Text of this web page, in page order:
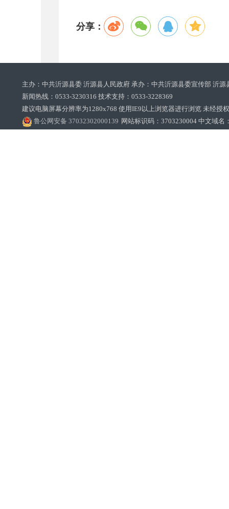
分享：
主办：中共沂源县委 沂源县人民政府 承办：中共沂源县委宣传部 沂
新闻热线：0533-3230316 技术支持：0533-3228369‌‌
建议电脑屏幕分辨率为1280x768 使用IE9以上浏览器进行浏览 未经授
鲁公网安备 37032302000139 网站标识码：3703230004 中文域名